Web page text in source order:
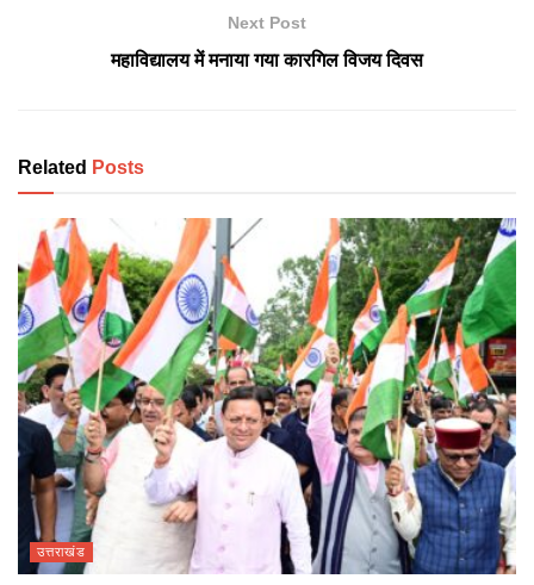
Next Post
महाविद्यालय में मनाया गया कारगिल विजय दिवस
Related Posts
उत्तराखंड